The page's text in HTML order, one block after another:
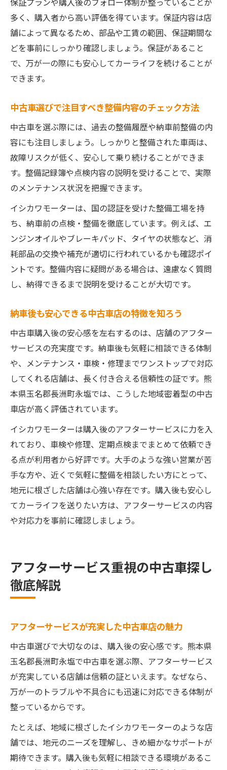
多く、購入者から高い評価を得ています。保証内容は店
舗によって異なるため、部品や工賃の範囲、保証期間な
どを事前にしっかり確認しましょう。保証があること
で、万が一の際にも安心してカーライフを続けることが
できます。
中古車選びで注目すべき整備内容のチェック方法
中古車を選ぶ際には、過去の整備履歴や納車前整備の内
容にも注目しましょう。しっかりと整備された車両は、
故障リスクが低く、安心して乗り続けることができま
す。整備記録簿や点検内容の説明を受けることで、実際
のメンテナンス状況を把握できます。
イシカワモーターは、国の認証を受けた整備工場を持
ち、納車前の点検・整備を徹底しています。例えば、エ
ンジンオイルやブレーキパッド、タイヤの状態など、消
耗部品の交換や補充が適切に行われているかも確認ポイ
ントです。整備内容に疑問がある場合は、遠慮なく質問
し、納得できるまで説明を受けることが大切です。
納車後も安心できる中古車店の特徴を知ろう
中古車購入後の安心感を左右するのは、店舗のアフター
サービスの充実度です。納車後も気軽に相談できる体制
や、メンテナンス・車検・修理までワンストップで対応
してくれる店舗は、長く付き合える信頼性の証です。熊
本県玉名郡長洲町永塩では、こうした地域密着型の中古
車店が高く評価されています。
イシカワモーターは購入後のアフターサービスに力を入
れており、車検や修理、定期点検までまとめて依頼でき
る点が利用者から好評です。大手のような強い営業が苦
手な方や、近くで気軽に整備を相談したい方にとって、
地元に根ざした店舗は心強い存在です。購入後も安心し
てカーライフを送りたい方は、アフターサービスの内容
や対応力を事前に確認しましょう。
アフターサービス重視の中古車探し
徹底解説
アフターサービスが充実した中古車店の魅力
中古車選びで大切なのは、購入後の安心感です。熊本県
玉名郡長洲町永塩で中古車を選ぶ際、アフターサービス
が充実している店舗は信頼の証といえます。なぜなら、
万が一のトラブルや不具合にも迅速に対応できる体制が
整っているからです。
たとえば、地域に根ざしたイシカワモーターのような店
舗では、地元のニーズを理解し、きめ細かなサポートが
期待できます。購入後も気軽に相談できる環境があるこ